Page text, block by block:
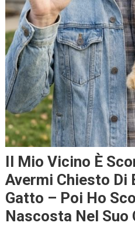
Il Mio Vicino È
Avermi Chiesto Di
Gatto – Poi Ho
Nascosta Nel Suo